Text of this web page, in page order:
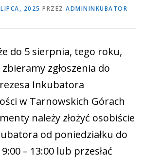
O INKUBATORZE
PYTANIE DO EKSPERTA
2025 PRZEZ ADMININKUBATOR
do 5 sierpnia, tego roku,
zgłoszenia do
Inkubatora
w Tarnowskich Górach
należy złożyć osobiście
od poniedziałku do
– 13:00 lub przesłać